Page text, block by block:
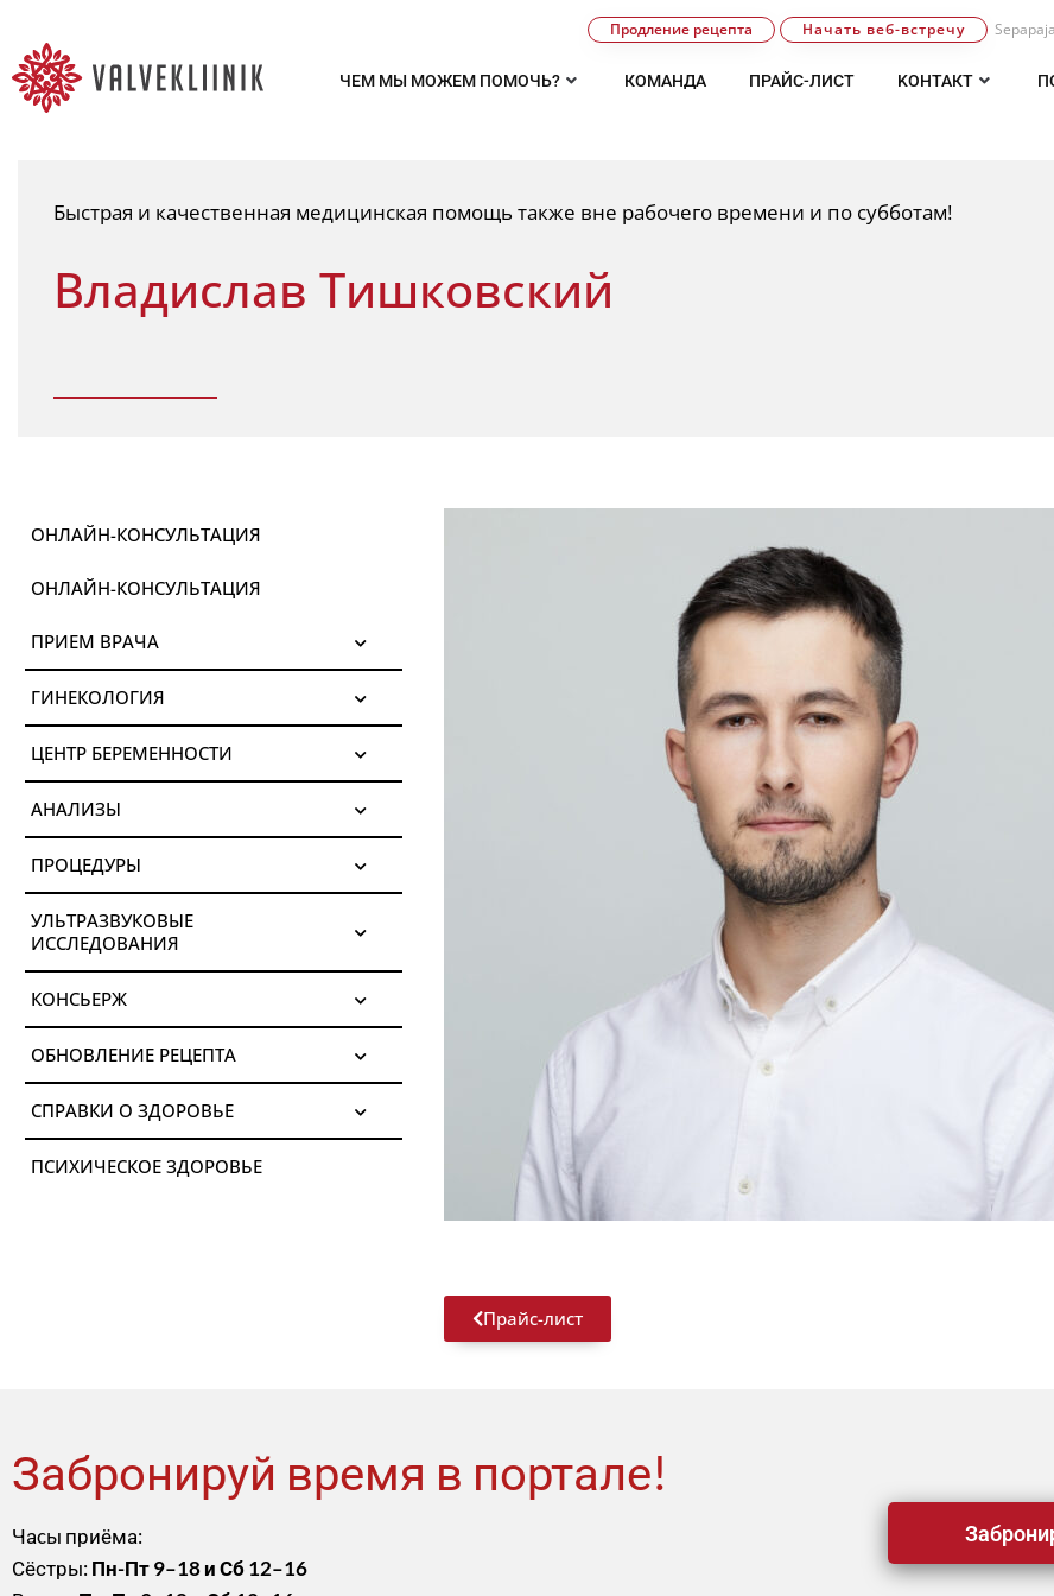
Продление рецепта Начать веб-встречу
ЧЕМ МЫ МОЖЕМ ПОМОЧЬ? КОМАНДA ПРАЙС-ЛИСТ KОНТАКТ
Быстрая и качественная медицинская помощь также вне рабочего времени и по субботам!
Владислав Тишковский
ОНЛАЙН-КОНСУЛЬТАЦИЯ
ОНЛАЙН-КОНСУЛЬТАЦИЯ
ПРИЕМ ВРАЧА
ГИНЕКОЛОГИЯ
ЦЕНТР БЕРЕМЕННОСТИ
АНАЛИЗЫ
ПРОЦЕДУРЫ
УЛЬТРАЗВУКОВЫЕ
ИССЛЕДОВАНИЯ
КОНСЬЕРЖ
ОБНОВЛЕНИЕ РЕЦЕПТА
СПРАВКИ О ЗДОРОВЬЕ
ПСИХИЧЕСКОЕ ЗДОРОВЬЕ
Прайс-лист
Забронируй время в портале!
Чаcы приёма:
Сёстры:Пн-Пт 9–18 и Сб 12–16